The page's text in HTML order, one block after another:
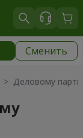
Сменить
Деловому